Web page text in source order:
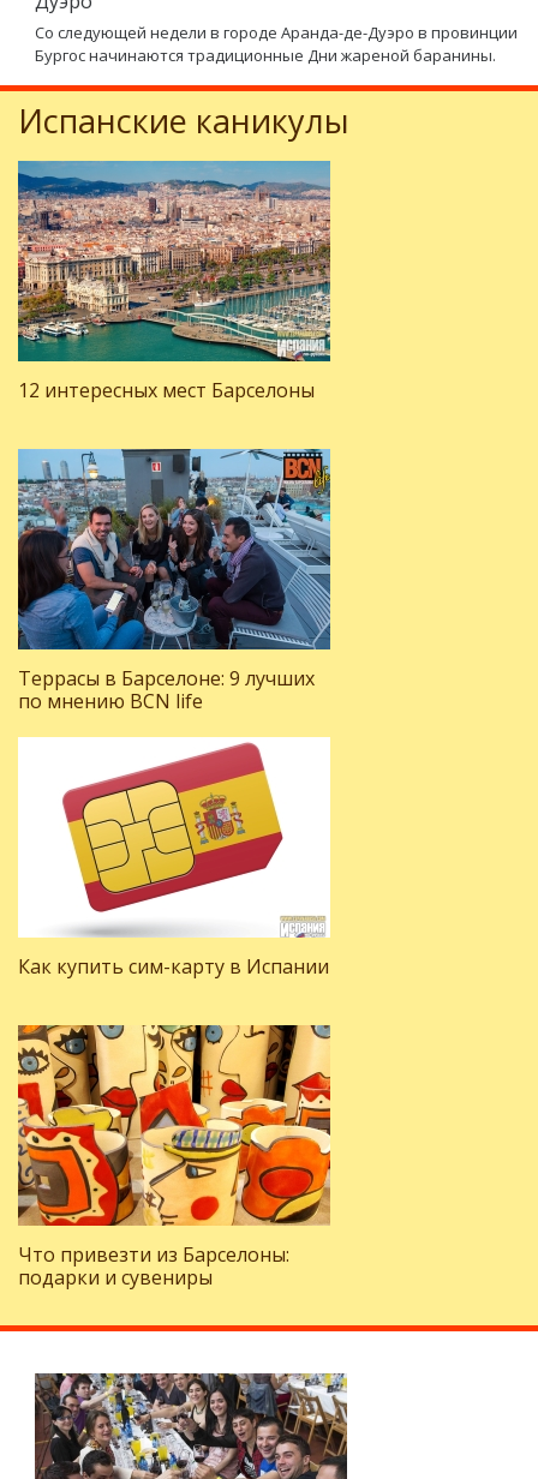
Со следующей недели в городе Аранда-де-Дуэро в провинции
Бургос начинаются традиционные Дни жареной баранины.
Испанские каникулы
12 интересных мест Барселоны
Террасы в Барселоне: 9 лучших
по мнению BCN life
Как купить сим-карту в Испании
Что привезти из Барселоны:
подарки и сувениры